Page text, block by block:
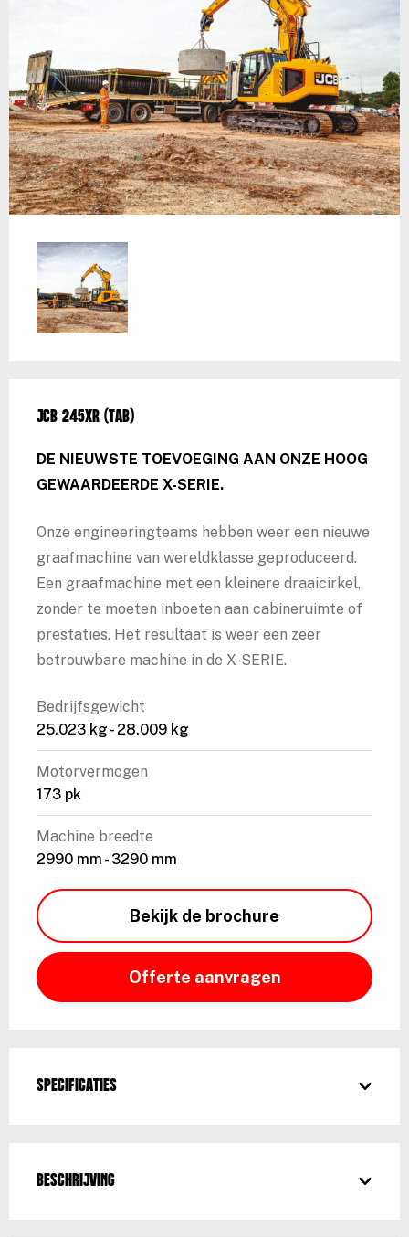
JCB 245XR (TAB)
DE NIEUWSTE TOEVOEGING AAN ONZE HOOG
GEWAARDEERDE X-SERIE.
Onze engineeringteams hebben weer een nieuwe
graafmachine van wereldklasse geproduceerd.
Een graafmachine met een kleinere draaicirkel,
zonder te moeten inboeten aan cabineruimte of
prestaties. Het resultaat is weer een zeer
betrouwbare machine in de X-SERIE.
Bedrijfsgewicht
25.023 kg - 28.009 kg
Motorvermogen
173 pk
Machine breedte
2990 mm - 3290 mm
Bekijk de brochure
Offerte aanvragen
Specificaties
Beschrijving